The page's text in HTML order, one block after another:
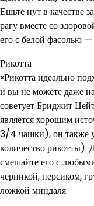
Ешьте нут в качестве
рагу вместе со
его с белой фасолью
Рикотта
«Рикотта идеально
и вы не можете даже
советует Бриджит
является хорошим
3/4 чашки), он также
количество рикотты).
смешайте его с
черникой, персиком,
ложкой миндаля.